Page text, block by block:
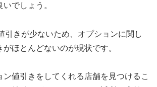
でしょう。
引きが少ないため、オプションに関し
ほとんどないのが現状です。
ン値引きをしてくれる店舗を見つけるこ